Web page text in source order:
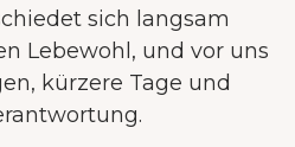
sich langsam
Lebewohl, und vor uns
kürzere Tage und
BEI JUNAI.
verwendet Cookies